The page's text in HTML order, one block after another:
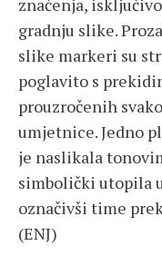
značenja,
gradnju slike.
slike markeri su
poglavito s
prouzročenih
umjetnice. Jedno
je naslikala
simbolički utopila
označivši time
(ENJ)